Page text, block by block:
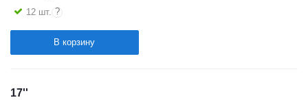
12 шт. ?
В корзину
17''